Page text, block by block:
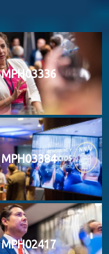
MPH03336
MPH03384
MPH02417